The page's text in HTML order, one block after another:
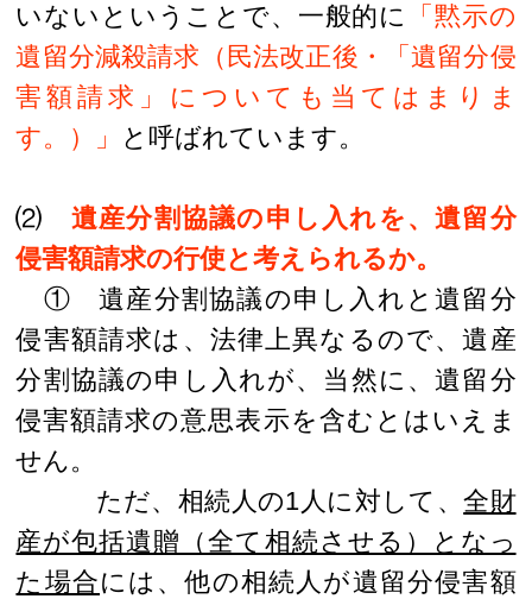
いないということで、一般的に
「黙示の
遺留分減殺請求（民法改正後・「遺留分侵
害額請求」についても当てはまりま
す。）」
と呼ばれています。
⑵ 遺産分割協議の申し入れを、遺留分
侵害額請求の行使と考えられるか。
① 遺産分割協議の申し入れと遺留分
侵害額請求は、法律上異なるので、遺産
分割協議の申し入れが、当然に、遺留分
侵害額請求の意思表示を含むとはいえま
せん。
ただ、相続人の1人に対して、全財
産が包括遺贈（全て相続させる）となっ
た場合には、他の相続人が遺留分侵害額